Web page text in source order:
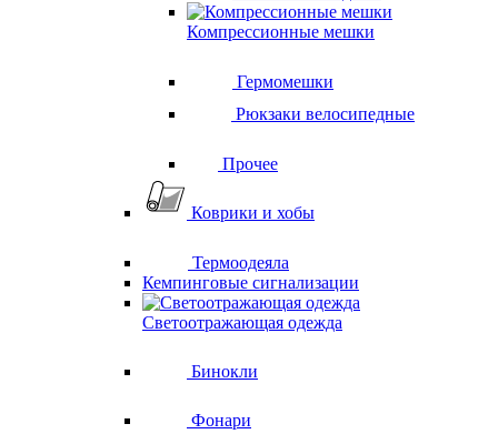
Компрессионные мешки
Гермомешки
Рюкзаки велосипедные
Прочее
Коврики и хобы
Термоодеяла
Кемпинговые сигнализации
Светоотражающая одежда
Бинокли
Фонари